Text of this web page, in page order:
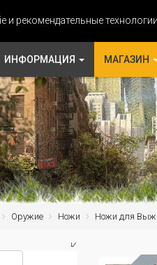
рекомендательные
ИНФОРМАЦИЯ МАГАЗИН
Оружие Ножи Ножи для
Классический